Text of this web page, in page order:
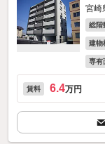
宮崎
総階
建物
専有
賃料 6.4万円